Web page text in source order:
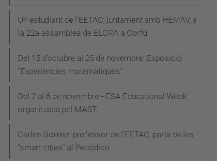
Un estudiant de l'EETAC, juntament amb HEMAV, a
la 22a assamblea de ELGRA a Corfú
Del 15 d'octubre al 25 de novembre: Exposició
“Experiències matemàtiques”
Del 2 al 6 de novembre - ESA Educational Week
organitzada pel MAST
Carles Gómez, professor de l'EETAC, parla de les
"smart cities" al Periódico